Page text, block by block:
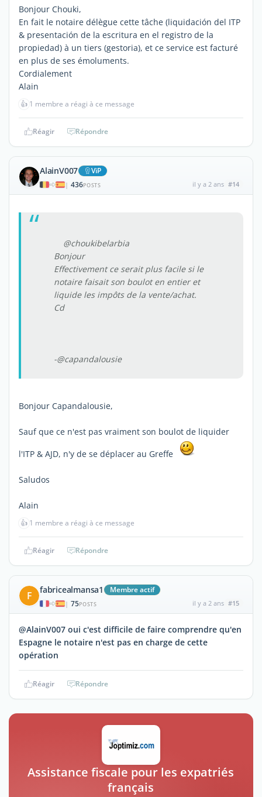
Bonjour Chouki,
En fait le notaire délègue cette tâche (liquidación del ITP
& presentación de la escritura en el registro de la
propiedad) à un tiers (gestoria), et ce service est facturé
en plus de ses émoluments.
Cordialement
Alain
👍 1 membre a réagi à ce message
Réagir Répondre
AlainV007 ViP
| 436POSTS il y a 2 ans #14
@choukibelarbia
Bonjour
Effectivement ce serait plus facile si le
notaire faisait son boulot en entier et
liquide les impôts de la vente/achat.
Cd
-@capandalousie
Bonjour Capandalousie,
Sauf que ce n'est pas vraiment son boulot de liquider
l'ITP & AJD, n'y de se déplacer au Greffe
Saludos
Alain
👍 1 membre a réagi à ce message
Réagir Répondre
F fabricealmansa1 Membre actif
| 75POSTS il y a 2 ans #15
@AlainV007 oui c'est difficile de faire comprendre qu'en
Espagne le notaire n'est pas en charge de cette
opération
Réagir Répondre
Assistance fiscale pour les expatriés
français